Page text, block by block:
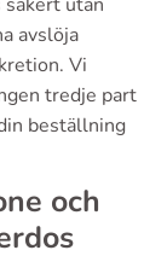
avslöja
Vi
tredje part
beställning
och